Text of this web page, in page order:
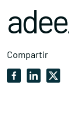
Compartir